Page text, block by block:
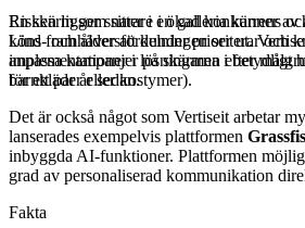
En skärm som sitter i en galleria känner av
köns- och åldersfördelningen ser ut.
anpassa kampanjer på skärmen efter
barnkläder eller kostymer).
Risken ligger snarare i ökad konkurrens
Lind framhäver att kunder prioriterar och
implementationer i lösningarna i betydligt
för ett par år sedan.
Det är också något som Vertiseit arbetar
lanserades exempelvis plattformen
inbyggda AI-funktioner. Plattformen
grad av personaliserad kommunikation
Fakta